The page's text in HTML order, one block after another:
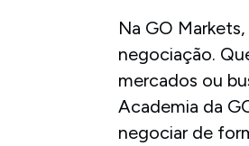
Na GO
negociação.
mercados ou
Academia da
negociar de